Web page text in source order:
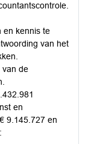
en kennis te
van het
van de
en
9.145.727 en